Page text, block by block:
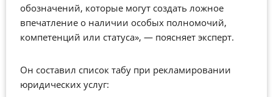
обозначений, которые могут создать ложное
впечатление о наличии особых полномочий,
компетенций или статуса», — поясняет эксперт.
Он составил список табу при рекламировании
юридических услуг: